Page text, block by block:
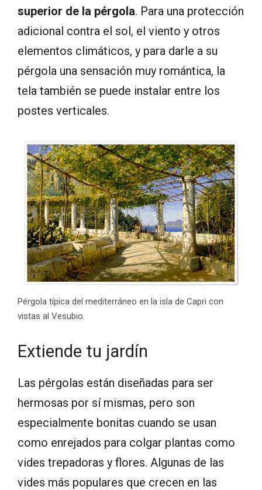
superior de la pérgola. Para una protección
adicional contra el sol, el viento y otros
elementos climáticos, y para darle a su
pérgola una sensación muy romántica, la
tela también se puede instalar entre los
postes verticales.
Pérgola típica del mediterráneo en la isla de Capri con
vistas al Vesubio.
Extiende tu jardín
Las pérgolas están diseñadas para ser
hermosas por sí mismas, pero son
especialmente bonitas cuando se usan
como enrejados para colgar plantas como
vides trepadoras y flores. Algunas de las
vides más populares que crecen en las